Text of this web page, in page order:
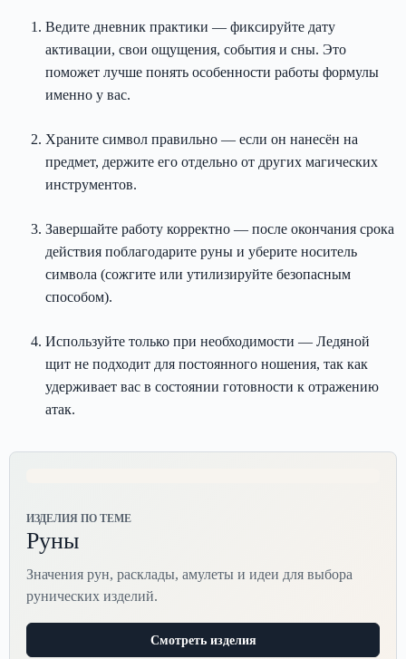
Ведите дневник практики — фиксируйте дату
активации, свои ощущения, события и сны. Это
поможет лучше понять особенности работы формулы
именно у вас.
Храните символ правильно — если он нанесён на
предмет, держите его отдельно от других магических
инструментов.
Завершайте работу корректно — после окончания срока
действия поблагодарите руны и уберите носитель
символа (сожгите или утилизируйте безопасным
способом).
Используйте только при необходимости — Ледяной
щит не подходит для постоянного ношения, так как
удерживает вас в состоянии готовности к отражению
атак.
ИЗДЕЛИЯ ПО ТЕМЕ
Руны
Значения рун, расклады, амулеты и идеи для выбора
рунических изделий.
Смотреть изделия